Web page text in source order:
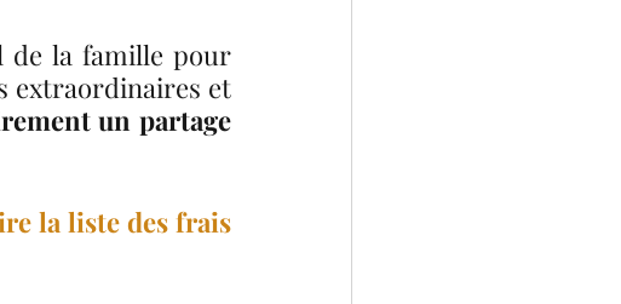
de la famille pour
extraordinaires et
un partage
la liste des frais